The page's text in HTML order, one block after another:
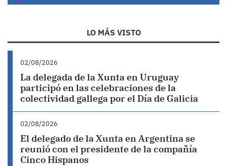
LO MÁS VISTO
02/08/2026
La delegada de la Xunta en Uruguay
participó en las celebraciones de la
colectividad gallega por el Día de Galicia
02/08/2026
El delegado de la Xunta en Argentina se
reunió con el presidente de la compañía
Cinco Hispanos